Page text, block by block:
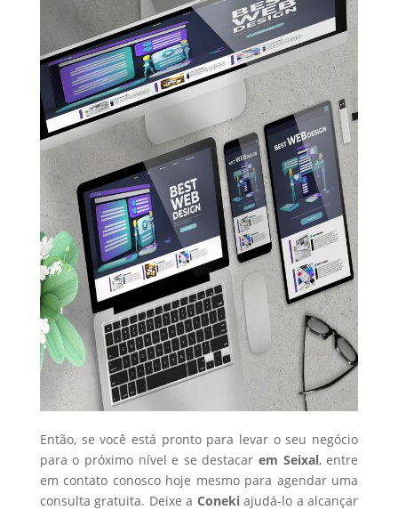
Então, se você está pronto para levar o seu negócio
para o próximo nível e se destacar em Seixal, entre
em contato conosco hoje mesmo para agendar uma
consulta gratuita. Deixe a Conekiajudá-lo a alcançar